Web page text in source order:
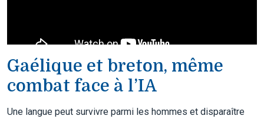
Gaélique et breton, même
combat face à l’IA
Une langue peut survivre parmi les hommes et disparaître